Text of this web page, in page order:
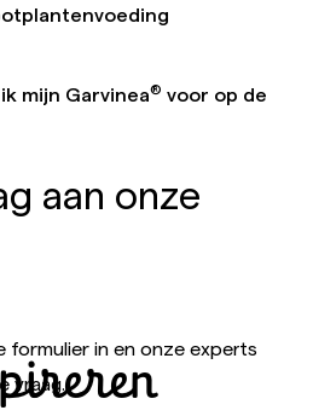
mijn Garvinea® voor op de
aan onze
formulier in en onze experts
vraag.